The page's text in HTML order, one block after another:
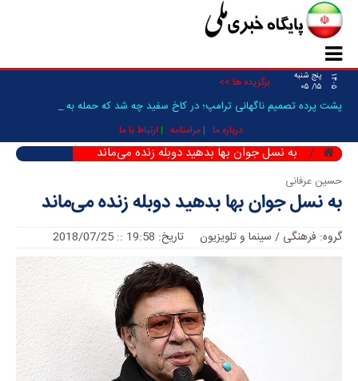
۱۴۰۵
پنج شنبه
۱۵/ ۰۵
برگزیده ها >>
پشت پرده تصمیم ناگهانی ترامپ؛ در کاخ سفید چه شد که حمله به ایران _
درباره ما مرامنامه ارتباط با ما
به نسل جوان بها بدهید دوبله زنده می‌ماند
حسین عرفانی
به نسل جوان بها بدهید دوبله زنده می‌ماند
گروه: فرهنگی / سینما و تلویزیون تاریخ: 19:58 :: 2018/07/25